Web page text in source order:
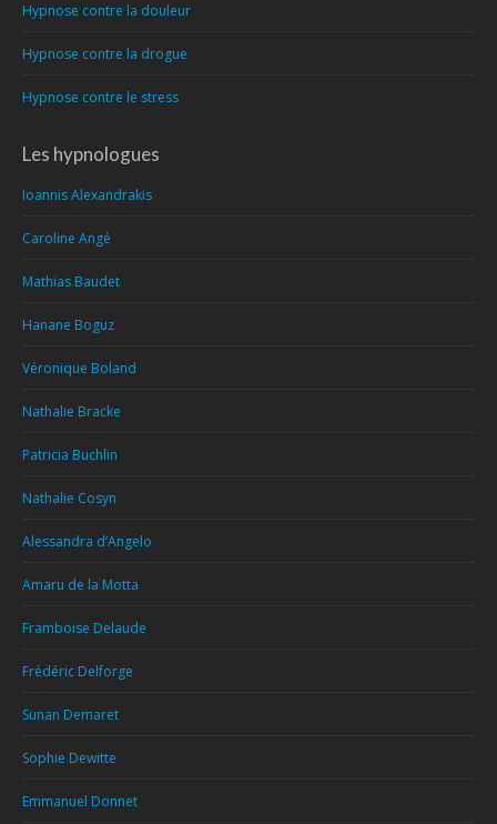
Hypnose contre la douleur
Hypnose contre la drogue
Hypnose contre le stress
Les hypnologues
Ioannis Alexandrakis
Caroline Angé
Mathias Baudet
Hanane Boguz
Véronique Boland
Nathalie Bracke
Patricia Buchlin
Nathalie Cosyn
Alessandra d’Angelo
Amaru de la Motta
Framboise Delaude
Frédéric Delforge
Sunan Demaret
Sophie Dewitte
Emmanuel Donnet